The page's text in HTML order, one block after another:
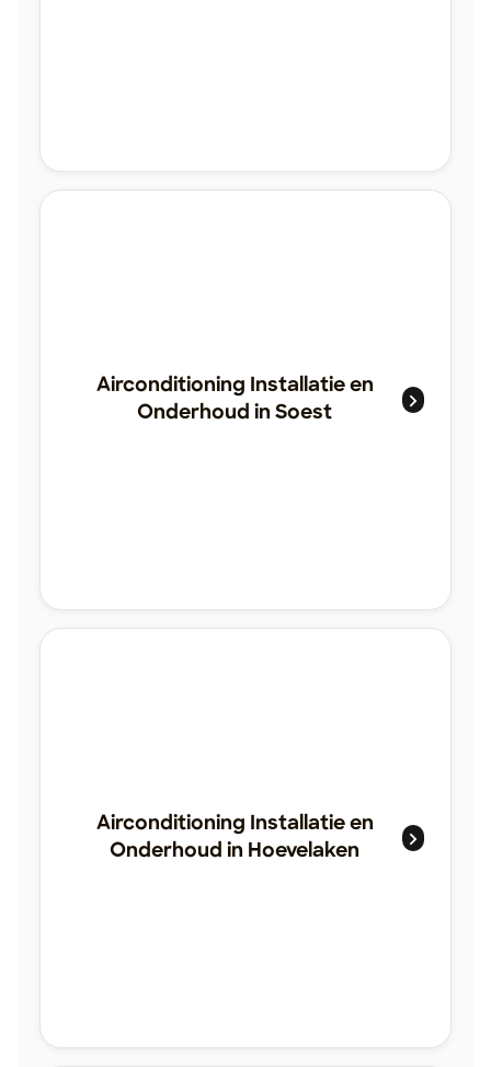
Airconditioning Installatie en
Onderhoud in Soest
Airconditioning Installatie en
Onderhoud in Hoevelaken